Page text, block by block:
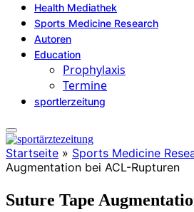
Health Mediathek
Sports Medicine Research
Autoren
Education
Prophylaxis
Termine
sportlerzeitung
Startseite » Sports Medicine
Augmentation bei ACL-Rupturen
Suture Tape